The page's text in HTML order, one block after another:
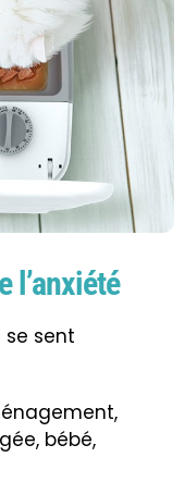
l’anxiété
se sent
bébé,